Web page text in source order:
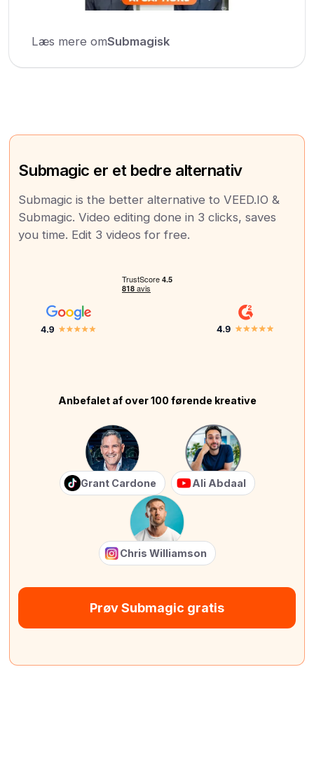
Læs mere omSubmagisk
Submagic er et bedre alternativ
Submagic is the better alternative to VEED.IO &
Submagic. Video editing done in 3 clicks, saves
you time. Edit 3 videos for free.
Anbefalet af over 100 førende kreative
Grant Cardone Ali Abdaal
Chris Williamson
Prøv Submagic gratis